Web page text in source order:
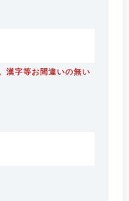
漢字等お間違いの無い